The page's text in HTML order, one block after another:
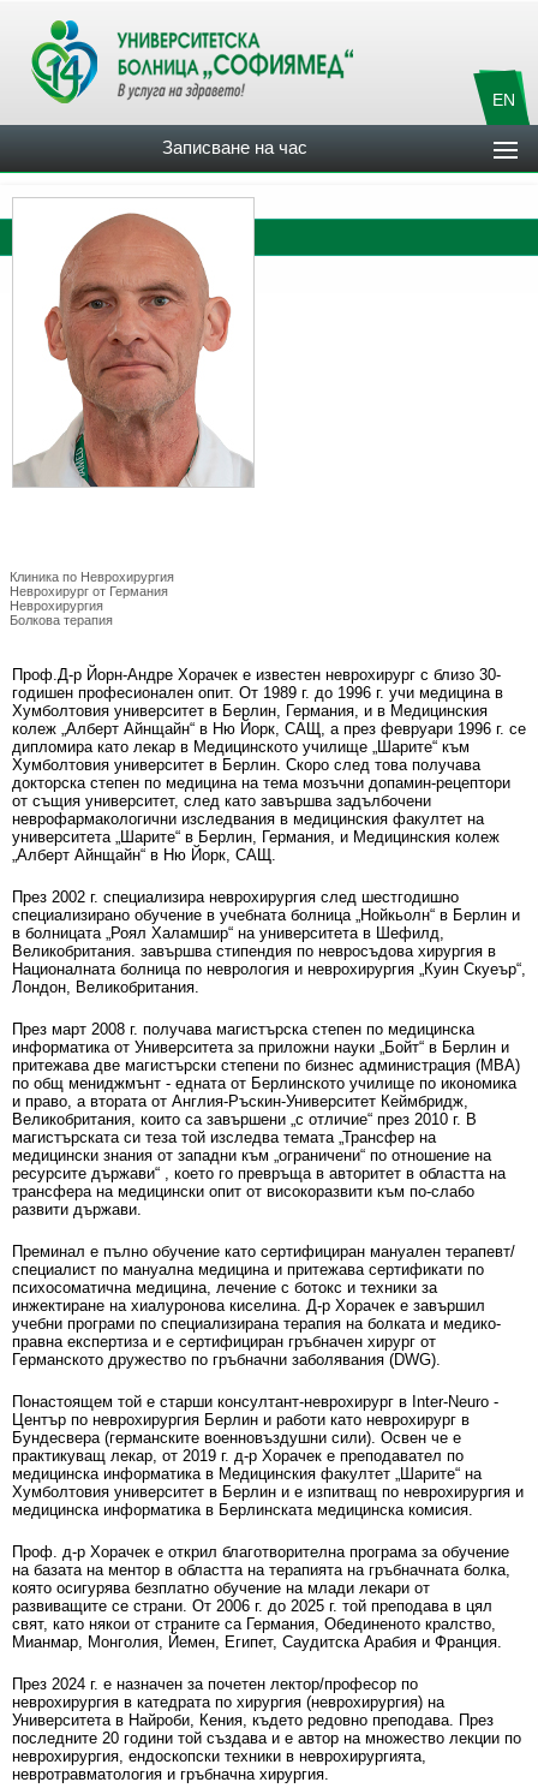
EN
Записване на час
Клиника по Неврохирургия
Неврохирург от Германия
Неврохирургия
Болкова терапия
Проф.Д-р Йорн-Андре Хорачек е известен неврохирург с близо 30-
годишен професионален опит. От 1989 г. до 1996 г. учи медицина в
Хумболтовия университет в Берлин, Германия, и в Медицинския
колеж „Алберт Айнщайн“ в Ню Йорк, САЩ, а през февруари 1996 г. се
дипломира като лекар в Медицинското училище „Шарите“ към
Хумболтовия университет в Берлин. Скоро след това получава
докторска степен по медицина на тема мозъчни допамин-рецептори
от същия университет, след като завършва задълбочени
неврофармакологични изследвания в медицинския факултет на
университета „Шарите“ в Берлин, Германия, и Медицинския колеж
„Алберт Айнщайн“ в Ню Йорк, САЩ.
През 2002 г. специализира неврохирургия след шестгодишно
специализирано обучение в учебната болница „Нойкьолн“ в Берлин и
в болницата „Роял Халамшир“ на университета в Шефилд,
Великобритания. завършва стипендия по невросъдова хирургия в
Националната болница по неврология и неврохирургия „Куин Скуеър“,
Лондон, Великобритания.
През март 2008 г. получава магистърска степен по медицинска
информатика от Университета за приложни науки „Бойт“ в Берлин и
притежава две магистърски степени по бизнес администрация (MBA)
по общ мениджмънт - едната от Берлинското училище по икономика
и право, а втората от Англия-Ръскин-Университет Кеймбридж,
Великобритания, които са завършени „с отличие“ през 2010 г. В
магистърската си теза той изследва темата „Трансфер на
медицински знания от западни към „ограничени“ по отношение на
ресурсите държави“ , което го превръща в авторитет в областта на
трансфера на медицински опит от високоразвити към по-слабо
развити държави.
Преминал е пълно обучение като сертифициран мануален терапевт/
специалист по мануална медицина и притежава сертификати по
психосоматична медицина, лечение с ботокс и техники за
инжектиране на хиалуронова киселина. Д-р Хорачек е завършил
учебни програми по специализирана терапия на болката и медико-
правна експертиза и е сертифициран гръбначен хирург от
Германското дружество по гръбначни заболявания (DWG).
Понастоящем той е старши консултант-неврохирург в Inter-Neuro -
Център по неврохирургия Берлин и работи като неврохирург в
Бундесвера (германските военновъздушни сили). Освен че е
практикуващ лекар, от 2019 г. д-р Хорачек е преподавател по
медицинска информатика в Медицинския факултет „Шарите“ на
Хумболтовия университет в Берлин и е изпитващ по неврохирургия и
медицинска информатика в Берлинската медицинска комисия.
Проф. д-р Хорачек е открил благотворителна програма за обучение
на базата на ментор в областта на терапията на гръбначната болка,
която осигурява безплатно обучение на млади лекари от
развиващите се страни. От 2006 г. до 2025 г. той преподава в цял
свят, като някои от страните са Германия, Обединеното кралство,
Мианмар, Монголия, Йемен, Египет, Саудитска Арабия и Франция.
През 2024 г. е назначен за почетен лектор/професор по
неврохирургия в катедрата по хирургия (неврохирургия) на
Университета в Найроби, Кения, където редовно преподава. През
последните 20 години той създава и е автор на множество лекции по
неврохирургия, ендоскопски техники в неврохирургията,
невротравматология и гръбначна хирургия.